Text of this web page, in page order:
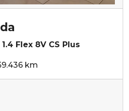
Flex 8V CS Plus
km